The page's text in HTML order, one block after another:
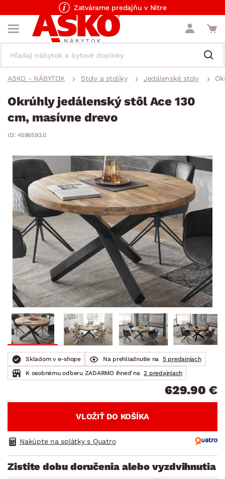
Zatvárame predajňu v Nitre
ASKO - NÁBYTOK Stoly a stolíky Jedálenské stoly
Okrúhly jedálenský stôl Ace 130
cm, masívne drevo
ID: 4586593.0
Skladom v e-shope Na prehliadnutie na
5 predajniach
K osobnému odberu ZADARMO ihneď na 2 predajniach
629.90 €
VLOŽIŤ DO KOŠÍKA
Nakúpte na splátky s Quatro
Zistite dobu doručenia alebo vyzdvihnutia